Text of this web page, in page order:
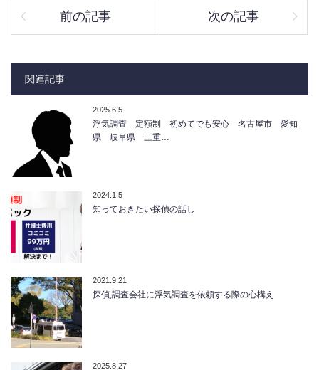
前の記事 次の記事
関連記事
2025.6.5
浮気調査 定額制 初めてでも安心 名古屋市 愛知
県 岐阜県 三重…
2024.1.5
知っておきたい探偵の話し
2021.9.21
探偵,調査会社に浮気調査を依頼する際の心構え
2025.8.27